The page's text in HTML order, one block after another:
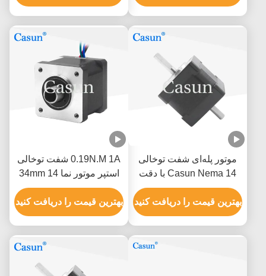
موتور پله‌ای شفت توخالی
Casun Nema 14 با دقت
بالا 2.7 ولت DC 1.0 آمپر
برای دستگاه CNC
بهترین قیمت را دریافت کنید
0.19N.M 1A شفت توخالی
استپر موتور نما 14 34mm
بدنه 2 فاز 1.8 درجه
بهترین قیمت را دریافت کنید